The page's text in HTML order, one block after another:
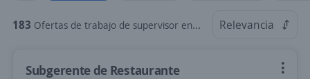
183 Ofertas de trabajo de supervisor en Tulum, Quintana Roo Relevancia
Subgerente de Restaurante